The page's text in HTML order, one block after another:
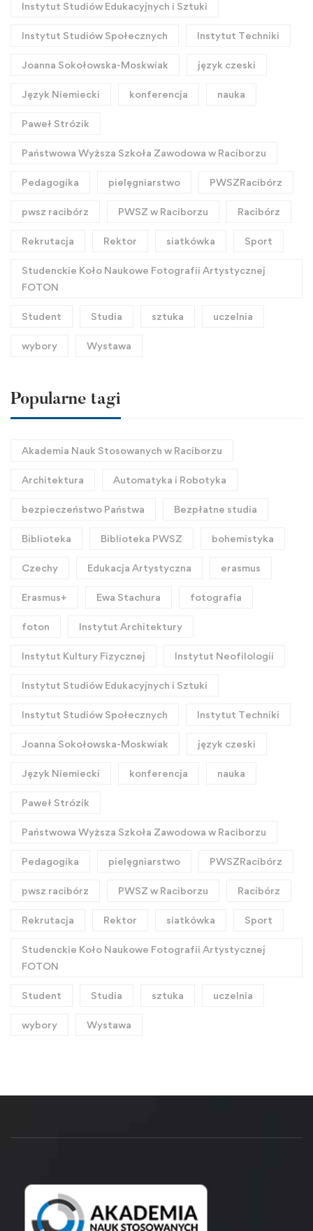
Instytut Studiów Edukacyjnych i Sztuki
Instytut Studiów Społecznych Instytut Techniki
Joanna Sokołowska-Moskwiak język czeski
Język Niemiecki konferencja nauka
Paweł Strózik
Państwowa Wyższa Szkoła Zawodowa w Raciborzu
Pedagogika pielęgniarstwo PWSZRacibórz
pwsz racibórz PWSZ w Raciborzu Racibórz
Rekrutacja Rektor siatkówka Sport
Studenckie Koło Naukowe Fotografii Artystycznej
FOTON
Student Studia sztuka uczelnia
wybory Wystawa
Popularne tagi
Akademia Nauk Stosowanych w Raciborzu
Architektura Automatyka i Robotyka
bezpieczeństwo Państwa Bezpłatne studia
Biblioteka Biblioteka PWSZ bohemistyka
Czechy Edukacja Artystyczna erasmus
Erasmus+ Ewa Stachura fotografia
foton Instytut Architektury
Instytut Kultury Fizycznej Instytut Neofilologii
Instytut Studiów Edukacyjnych i Sztuki
Instytut Studiów Społecznych Instytut Techniki
Joanna Sokołowska-Moskwiak język czeski
Język Niemiecki konferencja nauka
Paweł Strózik
Państwowa Wyższa Szkoła Zawodowa w Raciborzu
Pedagogika pielęgniarstwo PWSZRacibórz
pwsz racibórz PWSZ w Raciborzu Racibórz
Rekrutacja Rektor siatkówka Sport
Studenckie Koło Naukowe Fotografii Artystycznej
FOTON
Student Studia sztuka uczelnia
wybory Wystawa